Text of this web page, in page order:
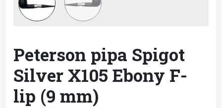
Peterson pipa Spigot
Silver X105 Ebony F-
lip (9 mm)